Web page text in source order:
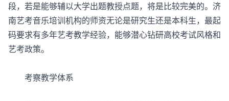
段，若是能够辅以大学出题教授点题，将是比较完美的。济
南艺考音乐培训机构的师资无论是研究生还是本科生，最起
码要求有多年艺考教学经验，能够潜心钻研高校考试风格和
艺考政策。
考察教学体系